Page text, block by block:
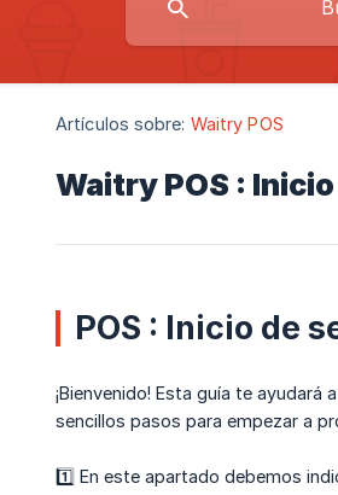
Artículos sobre: Waitry POS
Waitry POS :
POS : Inicio de
¡Bienvenido! Esta guía te ayudará a
sencillos pasos para empezar a
1️⃣ En este apartado debemos